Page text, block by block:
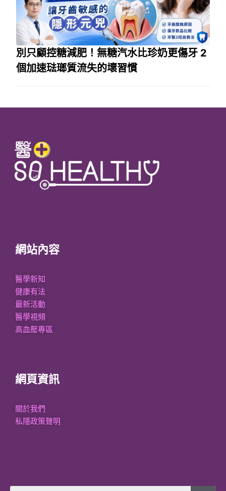
別只顧控糖減肥！無糖汽水比珍奶更傷牙 2
個加速琺瑯質流失的壞習慣
網站內容
醫學新知
健康有法
最新活動
醫學視頻
高血壓專區
網頁資訊
關於我們
私隱政策聲明